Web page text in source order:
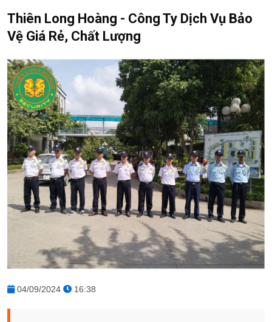
Thiên Long Hoàng - Công Ty Dịch Vụ Bảo
Vệ Giá Rẻ, Chất Lượng
04/09/2024 16:38